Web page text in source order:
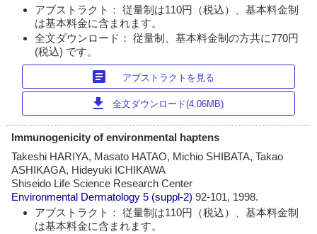
アブストラクト： 従量制は110円（税込）、基本料金制
は基本料金に含まれます。
全文ダウンロード： 従量制、基本料金制の方共に770円
(税込) です。
article アブストラクトを見る
download 全文ダウンロード(4.06MB)
Immunogenicity of environmental haptens
Takeshi HARIYA, Masato HATAO, Michio SHIBATA, Takao
ASHIKAGA, Hideyuki ICHIKAWA
Shiseido Life Science Research Center
Environmental Dermatology 5 (suppl-2)92-101, 1998.
アブストラクト： 従量制は110円（税込）、基本料金制
は基本料金に含まれます。